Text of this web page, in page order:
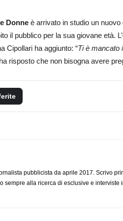
Donne è arrivato in studio un nuovo
il pubblico per la sua giovane età.
Cipollari ha aggiunto: “Ti è mancato
risposto che non bisogna avere
pubblicista da aprile 2017. Scrivo
sempre alla ricerca di esclusive e interviste